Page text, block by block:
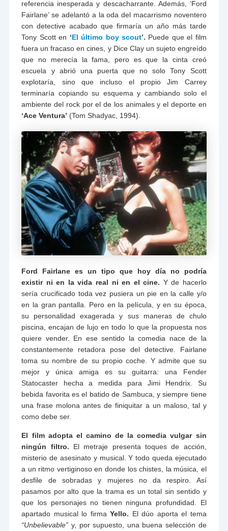
referencia inesperada y descacharrante. Además, ‘Ford
Fairlane’ se adelantó a la oda del macarrismo noventero
con detective acabado que firmaría un año más tarde
Tony Scott en ‘El último boy scout’. Puede que el film
fuera un fracaso en cines, y Dice Clay un sujeto engreído
que no merecía la fama, pero es que la cinta creó
escuela y abrió una puerta que no solo Tony Scott
explotaría, sino que incluso el propio Jim Carrey
terminaría copiando su esquema y cambiando solo el
ambiente del rock por el de los animales y el deporte en
‘Ace Ventura’ (Tom Shadyac, 1994).
Ford Fairlane es un tipo que hoy día no podría
existir ni en la vida real ni en el cine. Y de hacerlo
sería crucificado toda vez pusiera un pie en la calle y/o
en la gran pantalla. Pero en la película, y en su época,
su personalidad exagerada y sus maneras de chulo
piscina, encajan de lujo en todo lo que la propuesta nos
quiere vender. En ese sentido la comedia nace de la
constantemente retadora pose del detective. Fairlane
toma su nombre de su propio coche. Y admite que su
mejor y única amiga es su guitarra: una Fender
Statocaster hecha a medida para Jimi Hendrix. Su
bebida favorita es el batido de Sambuca, y siempre tiene
una frase molona antes de finiquitar a un maloso, tal y
como debe ser.
El film adopta el camino de la comedia vulgar sin
ningún filtro. El metraje presenta toques de acción,
misterio de asesinato y musical. Y todo queda ejecutado
a un ritmo vertiginoso en donde los chistes, la música, el
desfile de sobradas y mujeres no da respiro. Así
pasamos por alto que la trama es un total sin sentido y
que los personajes no tienen ninguna profundidad. El
apartado musical lo firmaYello. El dúo aporta el tema
“Unbelievable” y, por supuesto, una buena selección de